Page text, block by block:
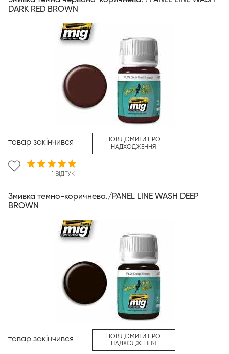
DARK RED BROWN
1 ВІДГУК
товар закінчився
ПОВІДОМИТИ ПРО
НАДХОДЖЕННЯ
Змивка темно-коричнева./PANEL LINE WASH DEEP
BROWN
товар закінчився
ПОВІДОМИТИ ПРО
НАДХОДЖЕННЯ